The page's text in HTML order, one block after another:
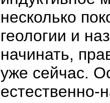
несколько
геологии и
начинать,
уже сейчас.
естественно-